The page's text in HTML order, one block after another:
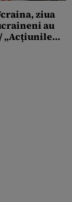
ziua
au
„Acțiunile